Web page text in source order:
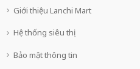
Giới thiệu Lanchi Mart
Hệ thống siêu thị
Bảo mật thông tin